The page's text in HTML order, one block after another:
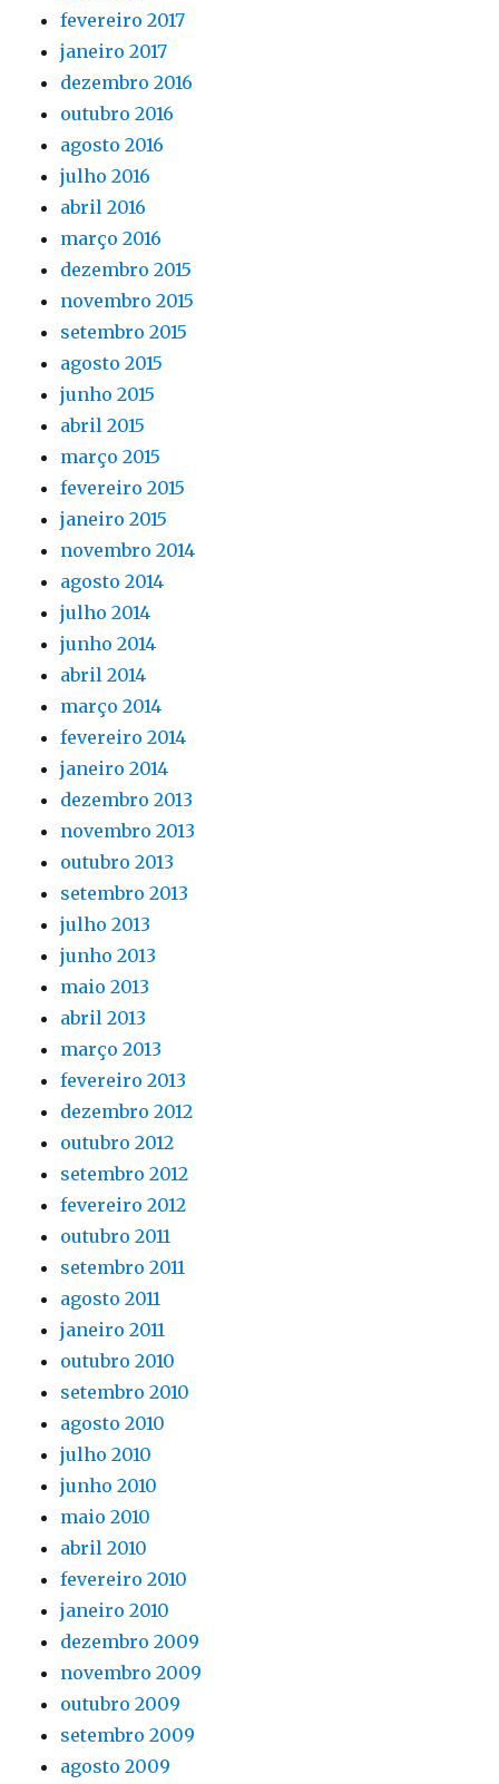
fevereiro 2017
janeiro 2017
dezembro 2016
outubro 2016
agosto 2016
julho 2016
abril 2016
março 2016
dezembro 2015
novembro 2015
setembro 2015
agosto 2015
junho 2015
abril 2015
março 2015
fevereiro 2015
janeiro 2015
novembro 2014
agosto 2014
julho 2014
junho 2014
abril 2014
março 2014
fevereiro 2014
janeiro 2014
dezembro 2013
novembro 2013
outubro 2013
setembro 2013
julho 2013
junho 2013
maio 2013
abril 2013
março 2013
fevereiro 2013
dezembro 2012
outubro 2012
setembro 2012
fevereiro 2012
outubro 2011
setembro 2011
agosto 2011
janeiro 2011
outubro 2010
setembro 2010
agosto 2010
julho 2010
junho 2010
maio 2010
abril 2010
fevereiro 2010
janeiro 2010
dezembro 2009
novembro 2009
outubro 2009
setembro 2009
agosto 2009